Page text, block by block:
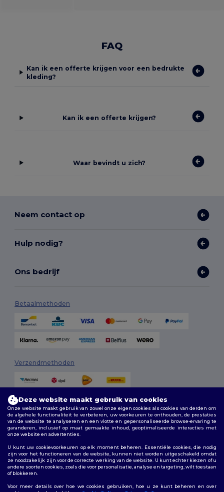
FAQ
Kan ik een offerte krijgen voor een bedrukte
kleding?
Kan ik een offerte krijgen?
Waar bevindt u zich?
Neem contact op
Hulp nodig?
Ons bedrijf
Betaalmethoden
Verzendmethoden
Algemene voorwaarden |Aanpassingsbeleid |Privacybeleid |
Volg ons
Deze website maakt gebruik van cookies
Onze website maakt gebruik van zowel onze eigen cookies als cookies van derden om
de algehele functionaliteit te verbeteren, uw voorkeuren te onthouden, de prestaties
van de website te analyseren en een vlotte en gepersonaliseerde browse-ervaring te
garanderen, inclusief op maat gemaakte inhoud, geoptimaliseerde interacties met
onze website en advertenties.
U kunt uw cookievoorkeuren op elk moment beheren. Essentiële cookies, die nodig
zijn voor het functioneren van de website, kunnen niet worden uitgeschakeld omdat
ze noodzakelijk zijn voor de correcte werking van de website. U kunt echter kiezen of u
andere soorten cookies, zoals die voor personalisatie, analyse en targeting, wilt toestaan
of blokkeren.
Voor meer details over hoe we cookies gebruiken, hoe u ze kunt beheren en over